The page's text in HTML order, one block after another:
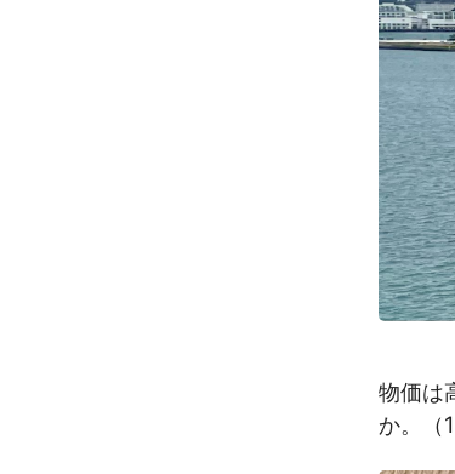
物価は
か。（